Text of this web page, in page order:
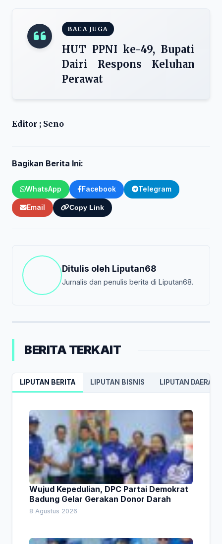
BACA JUGA
HUT PPNI ke-49, Bupati
Dairi Respons Keluhan
Perawat
Editor ; Seno
Bagikan Berita Ini:
WhatsApp Facebook Telegram
Email Copy Link
Ditulis oleh Liputan68
Jurnalis dan penulis berita di Liputan68.
BERITA TERKAIT
LIPUTAN BERITA LIPUTAN BISNIS LIPUTAN DAERAH
Wujud Kepedulian, DPC Partai Demokrat
Badung Gelar Gerakan Donor Darah
8 Agustus 2026